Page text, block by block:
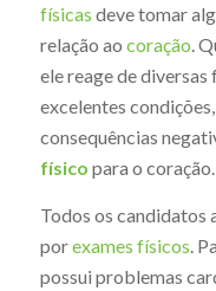
físicas deve tomar
relação ao coração.
ele reage de diversas
excelentes
consequências
físico para o coração.
Todos os candidatos
porexames físicos.
possui problemas